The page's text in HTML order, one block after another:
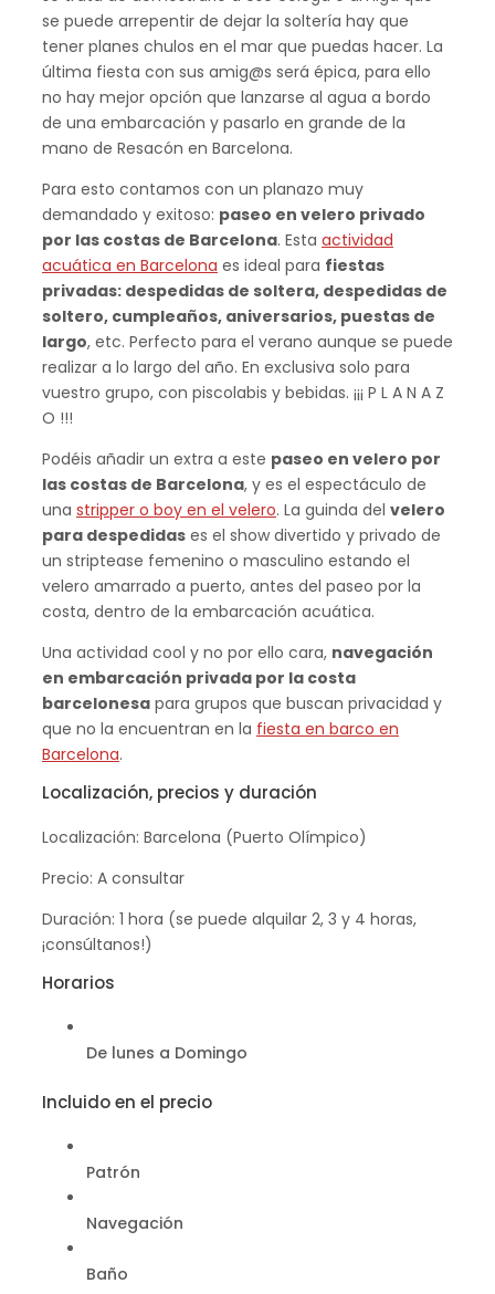
se puede arrepentir de dejar la soltería hay que
tener planes chulos en el mar que puedas hacer. La
última fiesta con sus amig@s será épica, para ello
no hay mejor opción que lanzarse al agua a bordo
de una embarcación y pasarlo en grande de la
mano de Resacón en Barcelona.
Para esto contamos con un planazo muy
demandado y exitoso: paseo en velero privado
por las costas de Barcelona. Esta actividad
acuática en Barcelona es ideal para fiestas
privadas: despedidas de soltera, despedidas de
soltero, cumpleaños, aniversarios, puestas de
largo, etc. Perfecto para el verano aunque se puede
realizar a lo largo del año. En exclusiva solo para
vuestro grupo, con piscolabis y bebidas. ¡¡¡ P L A N A Z
O !!!
Podéis añadir un extra a este paseo en velero por
las costas de Barcelona, y es el espectáculo de
una stripper o boy en el velero. La guinda del velero
para despedidas es el show divertido y privado de
un striptease femenino o masculino estando el
velero amarrado a puerto, antes del paseo por la
costa, dentro de la embarcación acuática.
Una actividad cool y no por ello cara, navegación
en embarcación privada por la costa
barcelonesa para grupos que buscan privacidad y
que no la encuentran en la fiesta en barco en
Barcelona.
Localización, precios y duración
Localización: Barcelona (Puerto Olímpico)
Precio: A consultar
Duración: 1 hora (se puede alquilar 2, 3 y 4 horas,
¡consúltanos!)
Horarios
De lunes a Domingo
Incluido en el precio
Patrón
Navegación
Baño